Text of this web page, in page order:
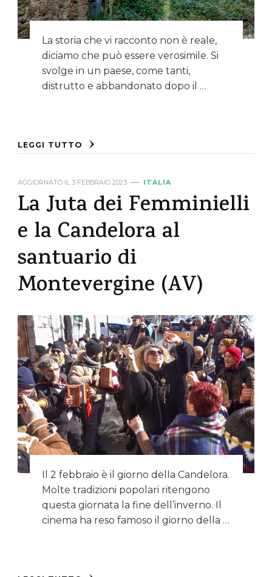
La storia che vi racconto non è reale,
diciamo che può essere verosimile. Si
svolge in un paese, come tanti,
distrutto e abbandonato dopo il …
LEGGI TUTTO
AGGIORNATO IL 3 FEBBRAIO 2023 ITALIA
La Juta dei Femminielli
e la Candelora al
santuario di
Montevergine (AV)
Il 2 febbraio è il giorno della Candelora.
Molte tradizioni popolari ritengono
questa giornata la fine dell’inverno. Il
cinema ha reso famoso il giorno della …